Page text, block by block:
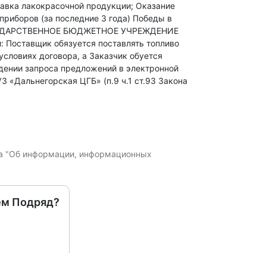
лакокрасочной продукции; Оказание
(за последние 3 года) Победы в
БЮДЖЕТНОЕ УЧРЕЖДЕНИЕ
обязуется поставлять топливо
договора, а Заказчик обуется
запроса предложений в электронной
«Дальнегорская ЦГБ» (п.9 ч.1 ст.93 Закона
"Об информации, информационных
Подряд?